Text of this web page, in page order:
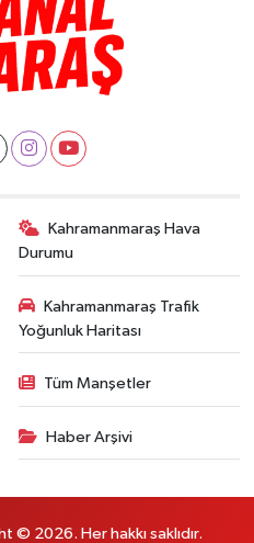
Kahramanmaraş Hava
Durumu
Kahramanmaraş Trafik
Yoğunluk Haritası
Tüm Manşetler
Haber Arşivi
© 2026. Her hakkı saklıdır.